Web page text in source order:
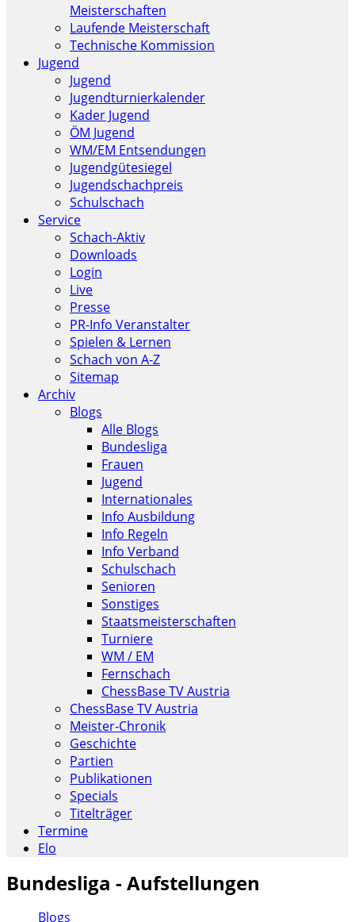
Meisterschaften
Laufende Meisterschaft
Technische Kommission
Jugend
Jugend
Jugendturnierkalender
Kader Jugend
ÖM Jugend
WM/EM Entsendungen
Jugendgütesiegel
Jugendschachpreis
Schulschach
Service
Schach-Aktiv
Downloads
Login
Live
Presse
PR-Info Veranstalter
Spielen & Lernen
Schach von A-Z
Sitemap
Archiv
Blogs
Alle Blogs
Bundesliga
Frauen
Jugend
Internationales
Info Ausbildung
Info Regeln
Info Verband
Schulschach
Senioren
Sonstiges
Staatsmeisterschaften
Turniere
WM / EM
Fernschach
ChessBase TV Austria
ChessBase TV Austria
Meister-Chronik
Geschichte
Partien
Publikationen
Specials
Titelträger
Termine
Elo
Bundesliga - Aufstellungen
Blogs